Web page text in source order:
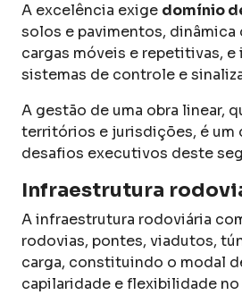
A excelência exige domínio
solos e pavimentos, dinâmica
cargas móveis e repetitivas,
sistemas de controle e
A gestão de uma obra linear,
territórios e jurisdições, é um
desafios executivos deste
Infraestrutura
A infraestrutura rodoviária
rodovias, pontes, viadutos,
carga, constituindo o modal
capilaridade e flexibilidade no